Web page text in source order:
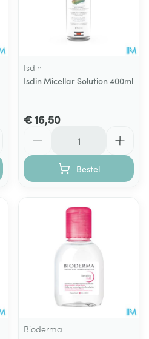
Isdin
Isdin Micellar Solution 400ml
€ 16,50
Bestel
Bioderma